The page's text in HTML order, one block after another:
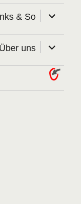
& So öffnen
Über uns öffnen